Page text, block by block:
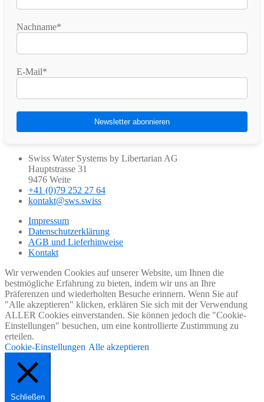
Nachname*
E-Mail*
Swiss Water Systems by Libertarian AG
Hauptstrasse 31
9476 Weite
+41 (0)79 252 27 64
kontakt@sws.swiss
Impressum
Datenschutzerklärung
AGB und Lieferhinweise
Kontakt
Wir verwenden Cookies auf unserer Website, um Ihnen die
bestmögliche Erfahrung zu bieten, indem wir uns an Ihre
Präferenzen und wiederholten Besuche erinnern. Wenn Sie auf
"Alle akzeptieren" klicken, erklären Sie sich mit der Verwendung
ALLER Cookies einverstanden. Sie können jedoch die "Cookie-
Einstellungen" besuchen, um eine kontrollierte Zustimmung zu
erteilen.
Cookie-Einstellungen Alle akzeptieren
Schließen